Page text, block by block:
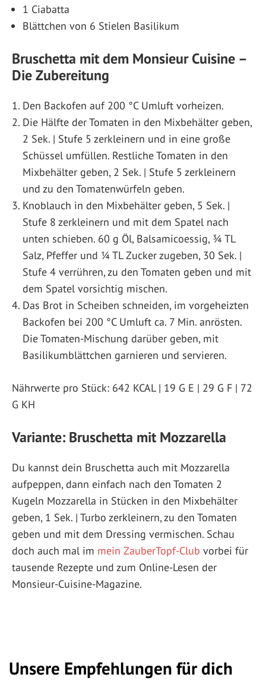
1 Ciabatta
Blättchen von 6 Stielen Basilikum
Bruschetta mit dem Monsieur Cuisine –
Die Zubereitung
Den Backofen auf 200 °C Umluft vorheizen.
Die Hälfte der Tomaten in den Mixbehälter geben,
2 Sek. | Stufe 5 zerkleinern und in eine große
Schüssel umfüllen. Restliche Tomaten in den
Mixbehälter geben, 2 Sek. | Stufe 5 zerkleinern
und zu den Tomatenwürfeln geben.
Knoblauch in den Mixbehälter geben, 5 Sek. |
Stufe 8 zerkleinern und mit dem Spatel nach
unten schieben. 60 g Öl, Balsamicoessig, ¾ TL
Salz, Pfeffer und ¼ TL Zucker zugeben, 30 Sek. |
Stufe 4 verrühren, zu den Tomaten geben und mit
dem Spatel vorsichtig mischen.
Das Brot in Scheiben schneiden, im vorgeheizten
Backofen bei 200 °C Umluft ca. 7 Min. anrösten.
Die Tomaten-Mischung darüber geben, mit
Basilikumblättchen garnieren und servieren.
Nährwerte pro Stück: 642 KCAL | 19 G E | 29 G F | 72
G KH
Variante: Bruschetta mit Mozzarella
Du kannst dein Bruschetta auch mit Mozzarella
aufpeppen, dann einfach nach den Tomaten 2
Kugeln Mozzarella in Stücken in den Mixbehälter
geben, 1 Sek. | Turbo zerkleinern, zu den Tomaten
geben und mit dem Dressing vermischen. Schau
doch auch mal im mein ZauberTopf-Club vorbei für
tausende Rezepte und zum Online-Lesen der
Monsieur-Cuisine-Magazine.
Unsere Empfehlungen für dich